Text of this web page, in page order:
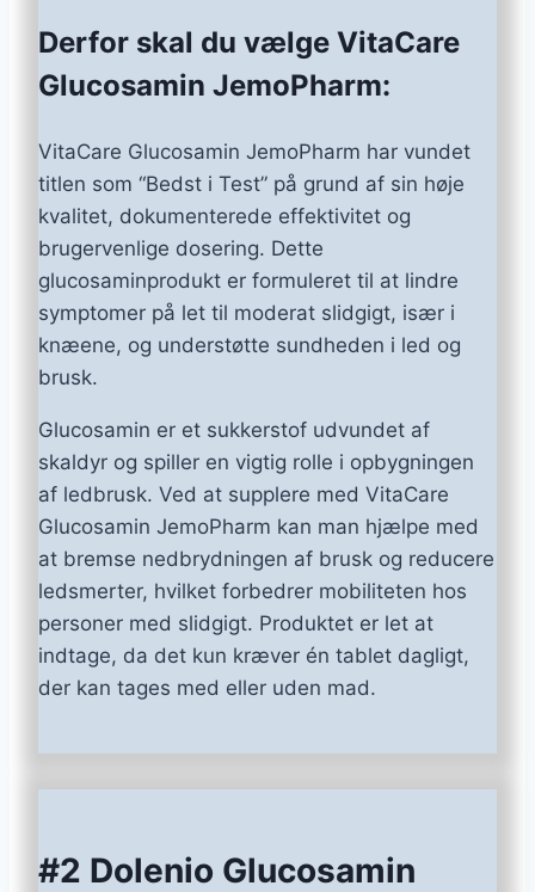
Derfor skal du vælge VitaCare
Glucosamin JemoPharm:
VitaCare Glucosamin JemoPharm har vundet
titlen som “Bedst i Test” på grund af sin høje
kvalitet, dokumenterede effektivitet og
brugervenlige dosering. Dette
glucosaminprodukt er formuleret til at lindre
symptomer på let til moderat slidgigt, især i
knæene, og understøtte sundheden i led og
brusk.
Glucosamin er et sukkerstof udvundet af
skaldyr og spiller en vigtig rolle i opbygningen
af ledbrusk. Ved at supplere med VitaCare
Glucosamin JemoPharm kan man hjælpe med
at bremse nedbrydningen af brusk og reducere
ledsmerter, hvilket forbedrer mobiliteten hos
personer med slidgigt. Produktet er let at
indtage, da det kun kræver én tablet dagligt,
der kan tages med eller uden mad.
#2 Dolenio Glucosamin